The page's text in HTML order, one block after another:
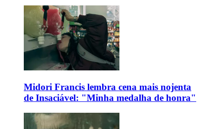
Midori Francis lembra cena mais nojenta
de Insaciável: "Minha medalha de honra"